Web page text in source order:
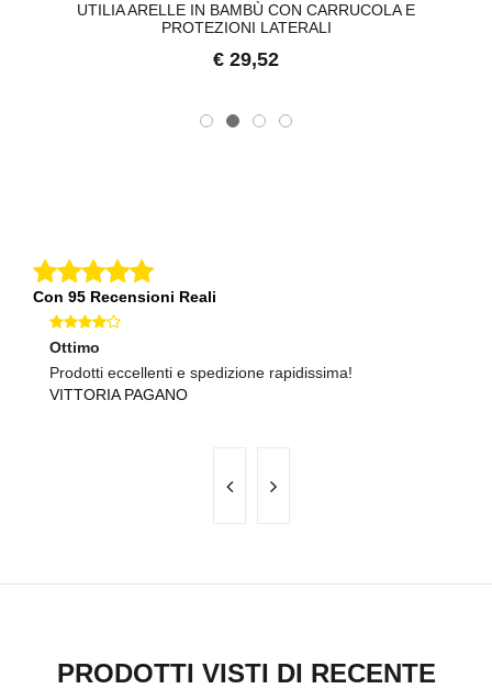
UTILIA ARELLE IN BAMBÙ CON CARRUCOLA E
PROTEZIONI LATERALI
€ 29,52
Con 95 Recensioni Reali
Ottimo
Prodotti eccellenti e spedizione rapidissima!
VITTORIA PAGANO
PRODOTTI VISTI DI RECENTE